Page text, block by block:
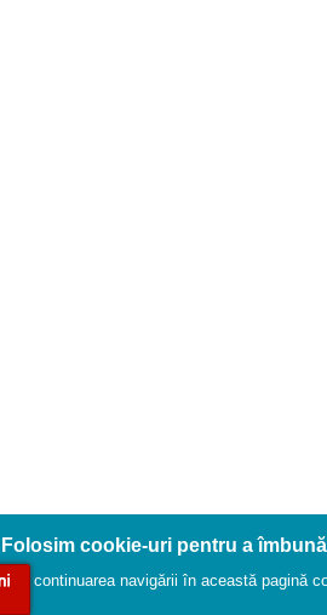
Folosim cookie-uri pentru a
Prin continuarea navigării în această pagină